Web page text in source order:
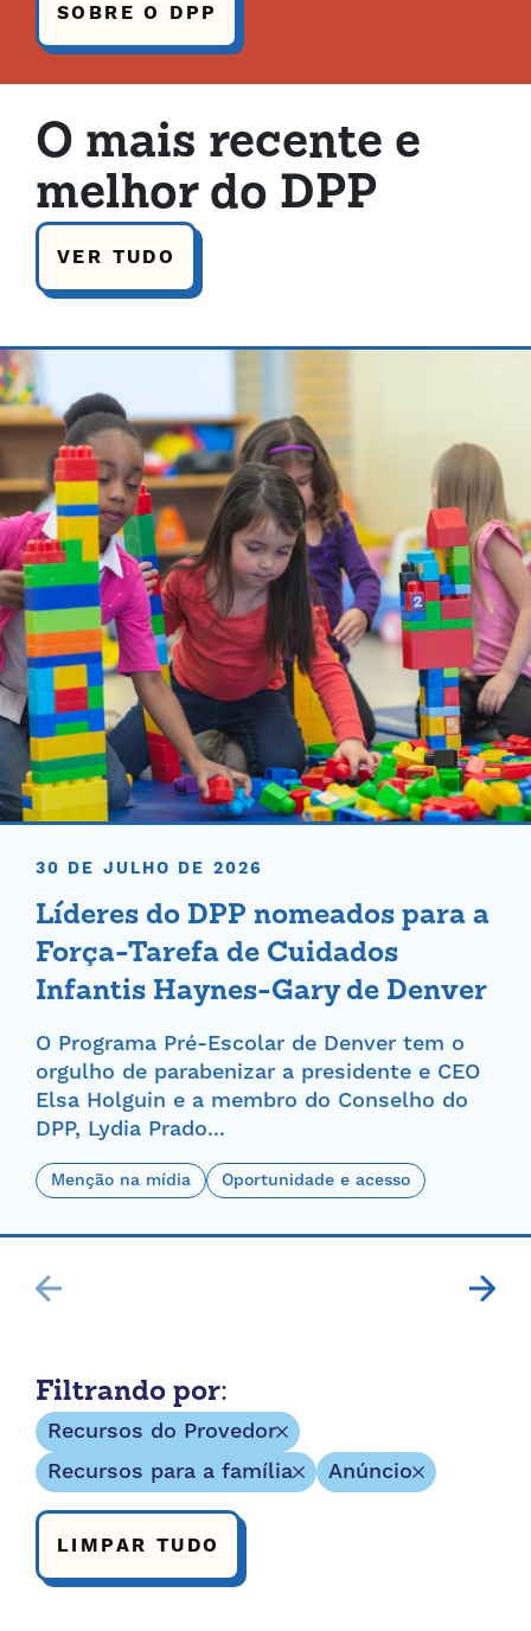
SOBRE O DPP
O mais recente e
melhor do DPP
VER TUDO
30 DE JULHO DE 2026
Líderes do DPP nomeados para a
Força-Tarefa de Cuidados
Infantis Haynes-Gary de Denver
O Programa Pré-Escolar de Denver tem o
orgulho de parabenizar a presidente e CEO
Elsa Holguin e a membro do Conselho do
DPP, Lydia Prado...
Menção na mídia Oportunidade e acesso
Filtrando por:
Recursos do Provedor
Recursos para a família
Anúncio
LIMPAR TUDO